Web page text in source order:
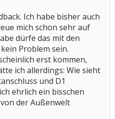
Ich habe bisher auch
mich schon sehr auf
dürfe das mit den
Problem sein.
erst kommen,
ich allerdings: Wie sieht
und D1
ehrlich ein bisschen
der Außenwelt